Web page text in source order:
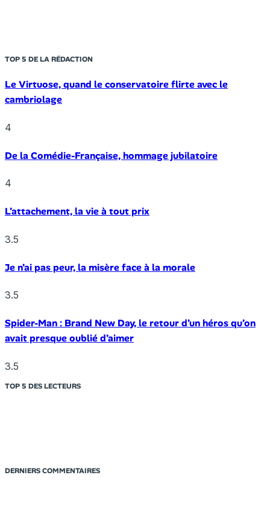
TOP 5 DE LA RÉDACTION
Le Virtuose, quand le conservatoire flirte avec le
cambriolage
4
De la Comédie-Française, hommage jubilatoire
4
L’attachement, la vie à tout prix
3.5
Je n’ai pas peur, la misère face à la morale
3.5
Spider-Man : Brand New Day, le retour d’un héros qu’on
avait presque oublié d’aimer
3.5
TOP 5 DES LECTEURS
DERNIERS COMMENTAIRES